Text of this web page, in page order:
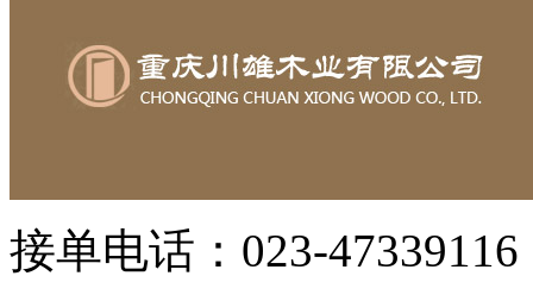
接单电话：023-